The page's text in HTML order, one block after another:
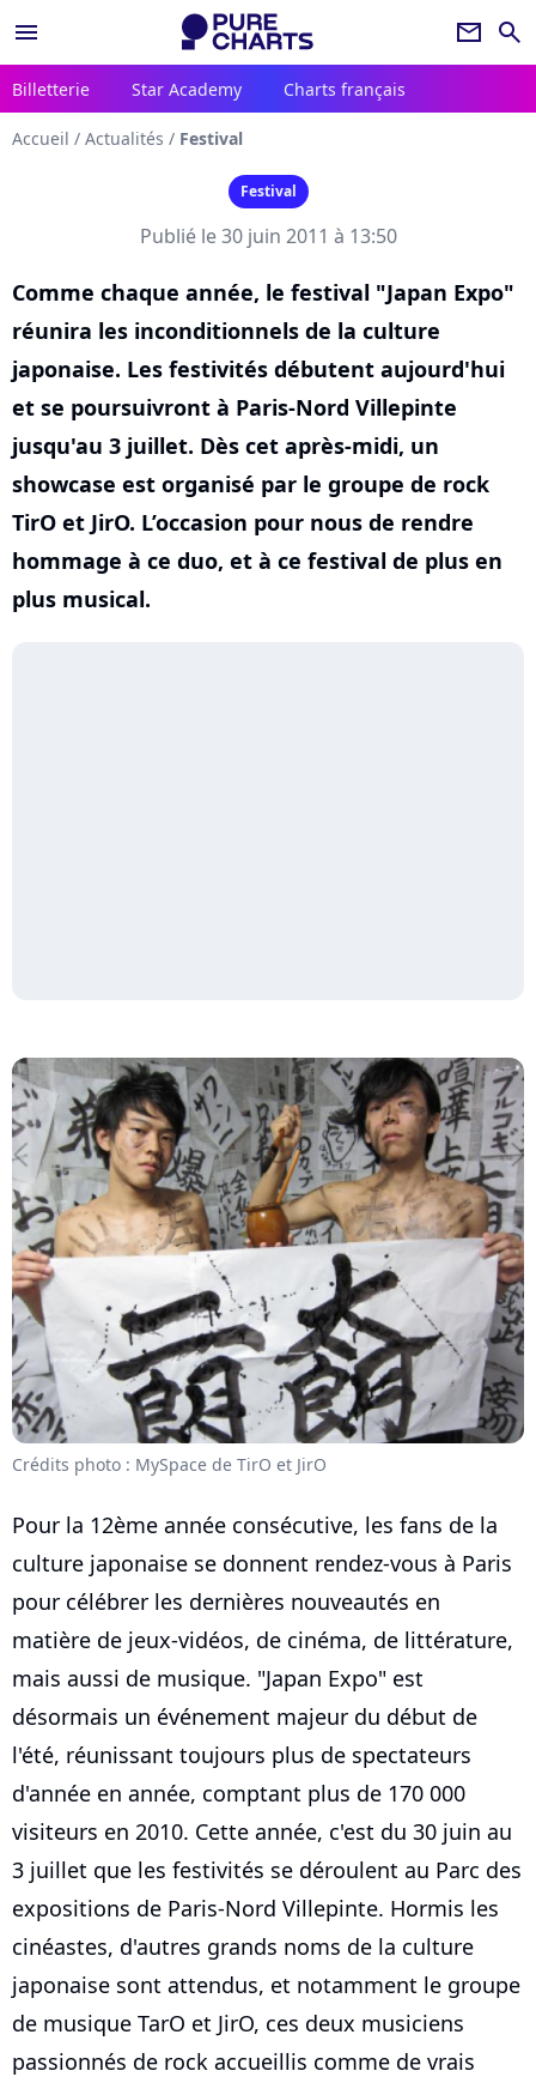
menu newsletter search
Billetterie Star Academy Charts français
Accueil / Actualités / Festival
Festival
Publié le 30 juin 2011 à 13:50
Comme chaque année, le festival "Japan Expo"
réunira les inconditionnels de la culture
japonaise. Les festivités débutent aujourd'hui
et se poursuivront à Paris-Nord Villepinte
jusqu'au 3 juillet. Dès cet après-midi, un
showcase est organisé par le groupe de rock
TirO et JirO. L’occasion pour nous de rendre
hommage à ce duo, et à ce festival de plus en
plus musical.
Crédits photo : MySpace de TirO et JirO
Pour la 12ème année consécutive, les fans de la
culture japonaise se donnent rendez-vous à Paris
pour célébrer les dernières nouveautés en
matière de jeux-vidéos, de cinéma, de littérature,
mais aussi de musique. "Japan Expo" est
désormais un événement majeur du début de
l'été, réunissant toujours plus de spectateurs
d'année en année, comptant plus de 170 000
visiteurs en 2010. Cette année, c'est du 30 juin au
3 juillet que les festivités se déroulent au Parc des
expositions de Paris-Nord Villepinte. Hormis les
cinéastes, d'autres grands noms de la culture
japonaise sont attendus, et notamment le groupe
de musique TarO et JirO, ces deux musiciens
passionnés de rock accueillis comme de vrais